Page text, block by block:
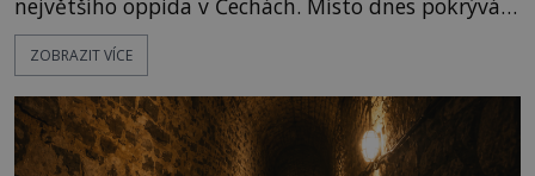
největšího oppida v Čechách. Místo dnes pokrývá
les, zbytky po kdysi monumentálním hradišti jsou
ale v terénu patrné stále. Co dalšího tu po Keltech
vrch Hr
ZOBRAZIT VÍCE